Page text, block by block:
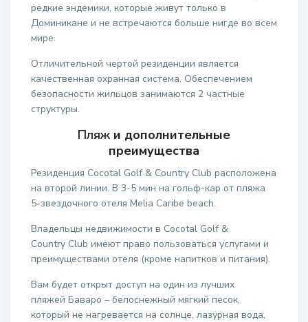
редкие эндемики, которые живут только в
Доминикане и не встречаются больше нигде во всем
мире.
Отличительной чертой резиденции является
качественная охранная система. Обеспечением
безопасности жильцов занимаются 2 частные
структуры.
Пляж и дополнительные
преимущества
Резиденция Cocotal Golf & Country Club расположена
на второй линии. В 3-5 мин на гольф-кар от пляжа
5-звездочного отеля Melia Caribe beach.
Владельцы недвижимости в Cocotal Golf &
Country Club имеют право пользоваться услугами и
преимуществами отеля (кроме напитков и питания).
Вам будет открыт доступ на один из лучших
пляжей Баваро – белоснежный мягкий песок,
который не нагревается на солнце, лазурная вода,